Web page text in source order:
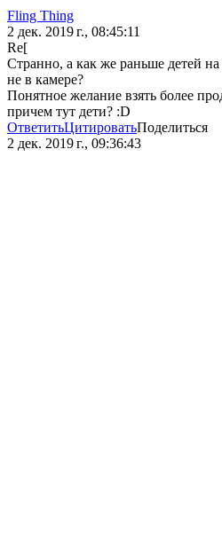
Fling Thing
2 дек. 2019 г., 08:45:11
Re[
Странно, а как же раньше детей
не в камере?
Понятное желание взять более
причем тут дети? :D
ОтветитьЦитироватьПоделиться
2 дек. 2019 г., 09:36:43